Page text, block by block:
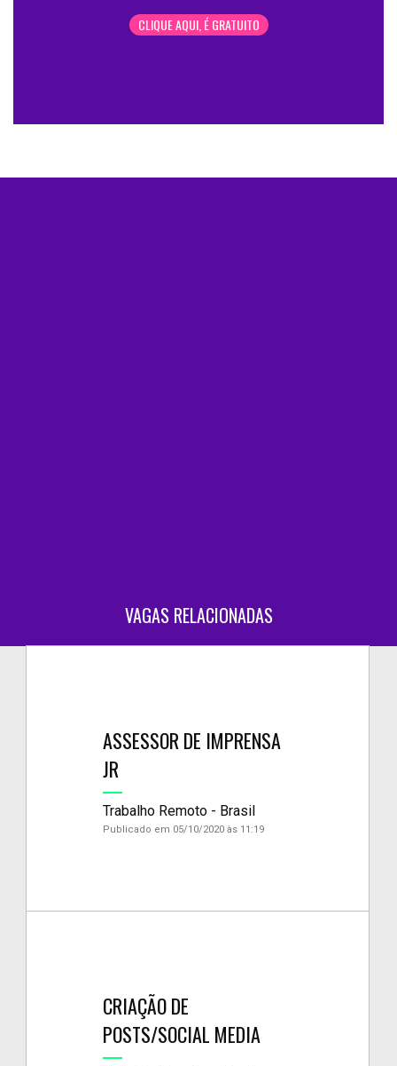
CLIQUE AQUI, É GRATUITO
VAGAS RELACIONADAS
ASSESSOR DE IMPRENSA
JR
Trabalho Remoto - Brasil
Publicado em 05/10/2020 às 11:19
CRIAÇÃO DE
POSTS/SOCIAL MEDIA